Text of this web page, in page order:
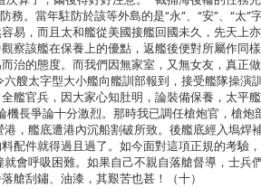
。當年駐防於該等外島的是“永”、“安”、“太”
易，而且太和艦從美國接艦回國未久，先天上
該艦在保養上的優點，返艦後便對所屬作同樣
治的態度。而我們因無家室，又無女友，真正
艘太字型大小艦向艦訓部報到，接受艦隊操演
艦官兵，因大家心知肚明，論裝備保養，太平
長爭論十分激烈。那時我已調任槍炮官，槍炮
，艦底遭港內沉船割破所致。後艦底經入塢焊
配件就得過且過了。如今面對這項正規的考驗
會呼吸困難。如果自己不親自落艙督導，士兵
艙刮鏽、油漆，其艱苦也甚！（十）